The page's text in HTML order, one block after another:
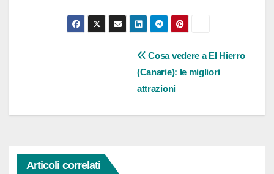
Cosa vedere a El Hierro
(Canarie): le migliori
attrazioni
Articoli correlati